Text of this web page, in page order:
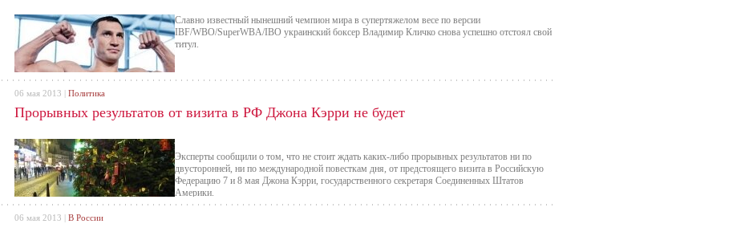
Славно известный нынешний чемпион мира в супертяжелом весе по версии
IBF/WBO/SuperWBA/IBO украинский боксер Владимир Кличко снова успешно отстоял свой
титул.
Прорывных результатов от визита в РФ Джона Кэрри не будет
Эксперты сообщили о том, что не стоит ждать каких-либо прорывных результатов ни по
двусторонней, ни по международной повесткам дня, от предстоящего визита в Российскую
Федерацию 7 и 8 мая Джона Кэрри, государственного секретаря Соединенных Штатов
Америки.
06 мая 2013 | Политика
06 мая 2013 | В России